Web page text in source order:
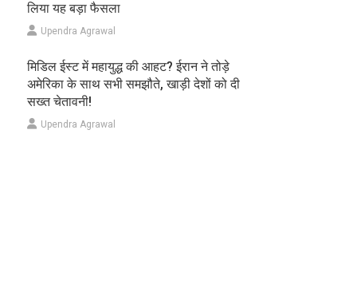
लिया यह बड़ा फैसला
Upendra Agrawal
मिडिल ईस्ट में महायुद्ध की आहट? ईरान ने तोड़े
अमेरिका के साथ सभी समझौते, खाड़ी देशों को दी
सख्त चेतावनी!
Upendra Agrawal